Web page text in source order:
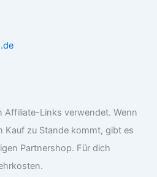
Affiliate-Links verwendet. Wenn
Kauf zu Stande kommt, gibt es
Partnershop. Für dich